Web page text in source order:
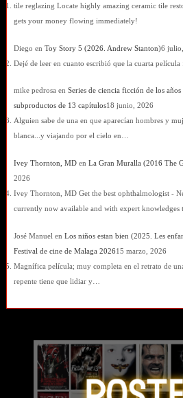
tile reglazing Locate highly amazing ceramic tile
gets your money flowing immediately!
Diego en Toy Story 5 (2026. Andrew Stanton)6
Dejé de leer en cuanto escribió que la cuarta película
mike pedrosa en Series de ciencia ficción de los
subproductos de 13 capítulos18 junio, 2026
Alguien sabe de una en que aparecían hombres y
blanca...y viajando por el cielo en…
Ivey Thornton, MDen La Gran Muralla (2016 The
2026
Ivey Thornton, MD Get the best ophthalmologist -
currently now available and with expert knowledges
José Manuel en Los niños estan bien (2025. Les
Festival de cine de Malaga 202615 marzo, 2026
Magnífica película; muy completa en el retrato de
repente tiene que lidiar y…